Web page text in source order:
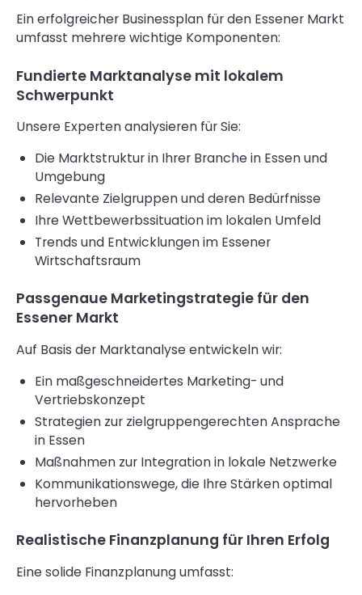
Ein erfolgreicher Businessplan für den Essener Markt
umfasst mehrere wichtige Komponenten:
Fundierte Marktanalyse mit lokalem
Schwerpunkt
Unsere Experten analysieren für Sie:
Die Marktstruktur in Ihrer Branche in Essen und
Umgebung
Relevante Zielgruppen und deren Bedürfnisse
Ihre Wettbewerbssituation im lokalen Umfeld
Trends und Entwicklungen im Essener
Wirtschaftsraum
Passgenaue Marketingstrategie für den
Essener Markt
Auf Basis der Marktanalyse entwickeln wir:
Ein maßgeschneidertes Marketing- und
Vertriebskonzept
Strategien zur zielgruppengerechten Ansprache
in Essen
Maßnahmen zur Integration in lokale Netzwerke
Kommunikationswege, die Ihre Stärken optimal
hervorheben
Realistische Finanzplanung für Ihren Erfolg
Eine solide Finanzplanung umfasst: